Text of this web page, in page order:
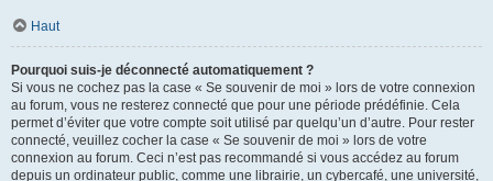
Haut
Pourquoi suis-je déconnecté automatiquement ?
Si vous ne cochez pas la case « Se souvenir de moi » lors de votre connexion
au forum, vous ne resterez connecté que pour une période prédéfinie. Cela
permet d’éviter que votre compte soit utilisé par quelqu’un d’autre. Pour rester
connecté, veuillez cocher la case « Se souvenir de moi » lors de votre
connexion au forum. Ceci n’est pas recommandé si vous accédez au forum
depuis un ordinateur public, comme une librairie, un cybercafé, une université,